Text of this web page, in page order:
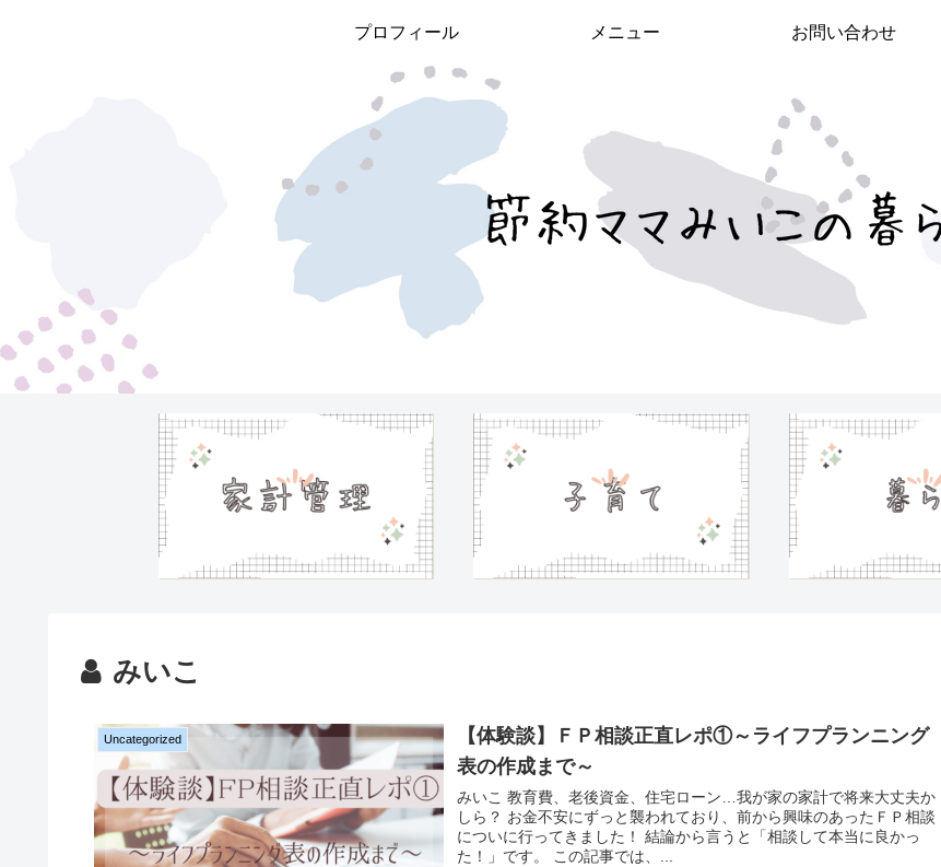
プロフィール メニュー お問い合わせ
みいこ
Uncategorized
【体験談】ＦＰ相談正直レポ①～ライフプランニング
表の作成まで～
みいこ 教育費、老後資金、住宅ローン…我が家の家計で将来大丈夫か
しら？ お金不安にずっと襲われており、前から興味のあったＦＰ相談
についに行ってきました！ 結論から言うと「相談して本当に良かっ
た！」です。 この記事では、...